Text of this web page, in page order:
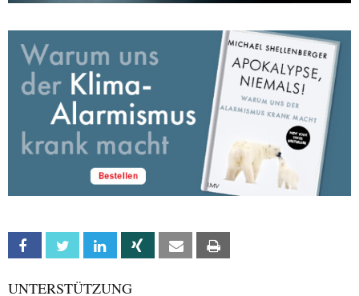
Facebook Twitter Linkedin Xing Email
UNTERSTÜTZUNG